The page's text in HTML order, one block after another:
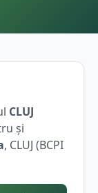
CLUJ
și
, CLUJ (BCPI